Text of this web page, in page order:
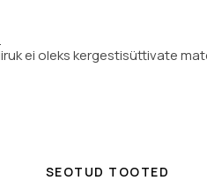
ei oleks kergestisüttivate
SEOTUD TOOTED